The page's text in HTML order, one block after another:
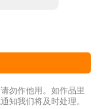
勿作他用。如作品里
知我们将及时处理。